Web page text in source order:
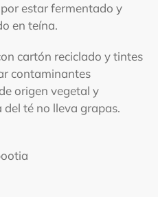
estar fermentado y
en teína.
cartón reciclado y tintes
contaminantes
origen vegetal y
té no lleva grapas.